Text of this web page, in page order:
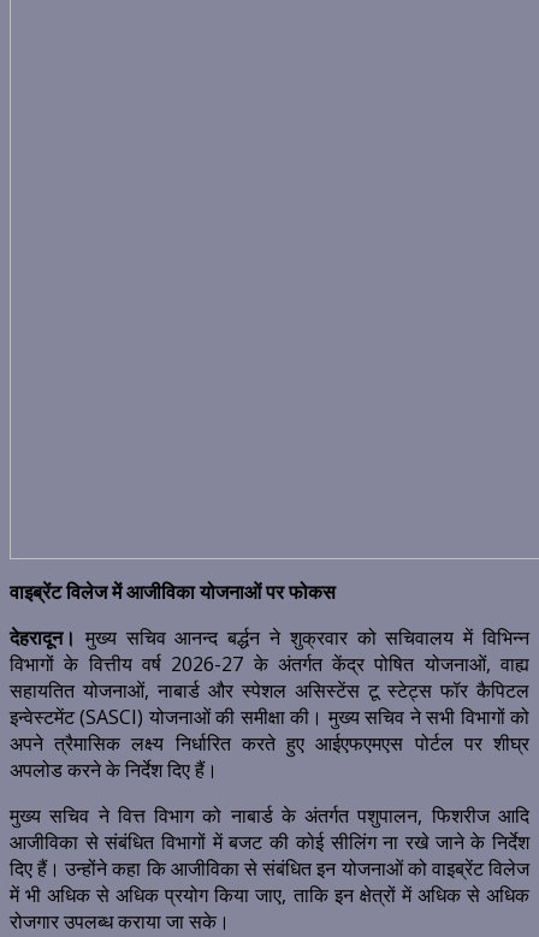
वाइब्रेंट विलेज में आजीविका योजनाओं पर फोकस
देहरादून। मुख्य सचिव आनन्द बर्द्धन ने शुक्रवार को सचिवालय में विभिन्न
विभागों के वित्तीय वर्ष 2026-27 के अंतर्गत केंद्र पोषित योजनाओं, वाह्य
सहायतित योजनाओं, नाबार्ड और स्पेशल असिस्टेंस टू स्टेट्स फॉर कैपिटल
इन्वेस्टमेंट (SASCI) योजनाओं की समीक्षा की। मुख्य सचिव ने सभी विभागों को
अपने त्रैमासिक लक्ष्य निर्धारित करते हुए आईएफएमएस पोर्टल पर शीघ्र
अपलोड करने के निर्देश दिए हैं।
मुख्य सचिव ने वित्त विभाग को नाबार्ड के अंतर्गत पशुपालन, फिशरीज आदि
आजीविका से संबंधित विभागों में बजट की कोई सीलिंग ना रखे जाने के निर्देश
दिए हैं। उन्होंने कहा कि आजीविका से संबंधित इन योजनाओं को वाइब्रेंट विलेज
में भी अधिक से अधिक प्रयोग किया जाए, ताकि इन क्षेत्रों में अधिक से अधिक
रोजगार उपलब्ध कराया जा सके।